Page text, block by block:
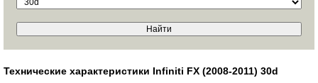
Технические характеристики Infiniti FX (2008-2011) 30d